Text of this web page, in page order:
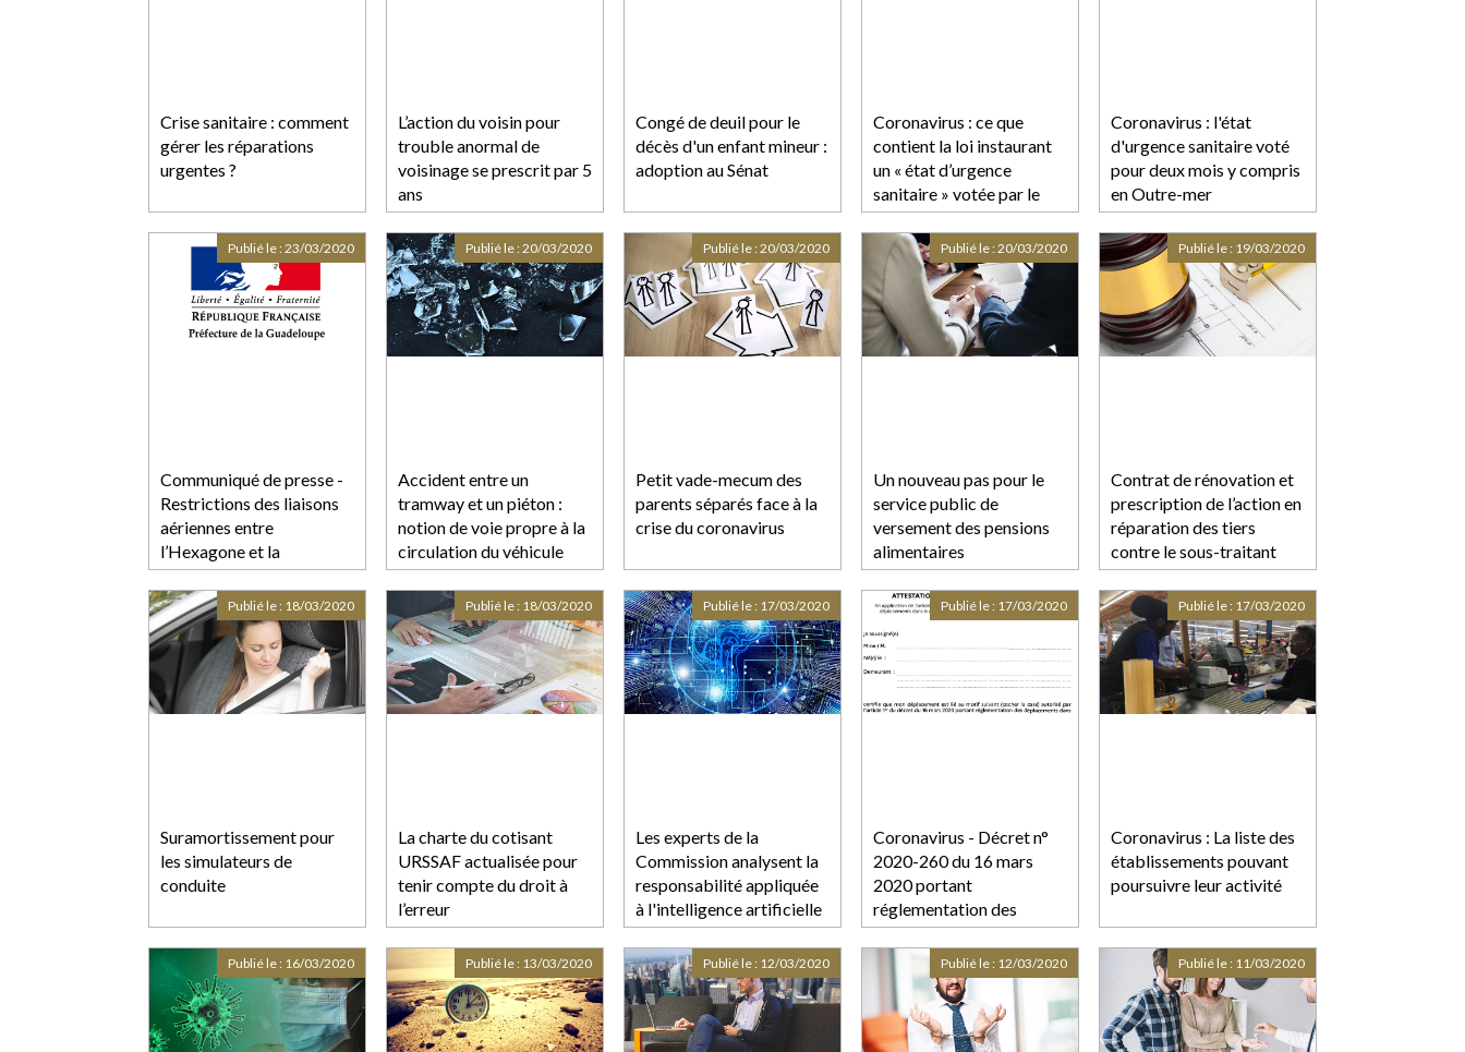
Crise sanitaire : comment
gérer les réparations
urgentes ?
L’action du voisin pour
trouble anormal de
voisinage se prescrit par 5
ans
Congé de deuil pour le
décès d'un enfant mineur :
adoption au Sénat
Coronavirus : ce que
contient la loi instaurant
un « état d’urgence
sanitaire » votée par le
Parlement
Coronavirus : l'état
d'urgence sanitaire voté
pour deux mois y compris
en Outre-mer
Communiqué de presse -
Restrictions des liaisons
aériennes entre
l’Hexagone et la
Guadeloupe
Publié le :23/03/2020
Accident entre un
tramway et un piéton :
notion de voie propre à la
circulation du véhicule
Publié le :20/03/2020
Petit vade-mecum des
parents séparés face à la
crise du coronavirus
Publié le :20/03/2020
Un nouveau pas pour le
service public de
versement des pensions
alimentaires
Publié le :20/03/2020
Contrat de rénovation et
prescription de l’action en
réparation des tiers
contre le sous-traitant
Publié le : 19/03/2020
Suramortissement pour
les simulateurs de
conduite
Publié le : 18/03/2020
La charte du cotisant
URSSAF actualisée pour
tenir compte du droit à
l’erreur
Publié le : 18/03/2020
Les experts de la
Commission analysent la
responsabilité appliquée
à l'intelligence artificielle
Publié le : 17/03/2020
Coronavirus - Décret n°
2020-260 du 16 mars
2020 portant
réglementation des
déplacements dans le
cadre de la lutte contre la
propagation du virus
covid-19
Publié le : 17/03/2020
Coronavirus : La liste des
établissements pouvant
poursuivre leur activité
Publié le : 17/03/2020
Publié le : 16/03/2020 Publié le : 13/03/2020 Publié le : 12/03/2020 Publié le : 12/03/2020 Publié le : 11/03/2020